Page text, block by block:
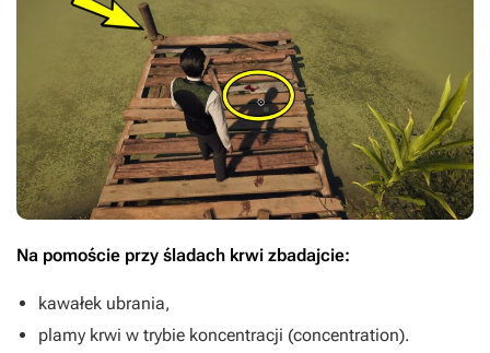
Na pomoście przy śladach krwi zbadajcie:
kawałek ubrania,
plamy krwi w trybie koncentracji (concentration).